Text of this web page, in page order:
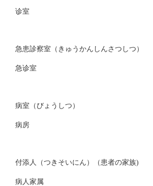
诊室
急患診察室（きゅうかんしんさつしつ）
急诊室
病室（びょうしつ）
病房
付添人（つきそいにん）（患者の家族)
病人家属